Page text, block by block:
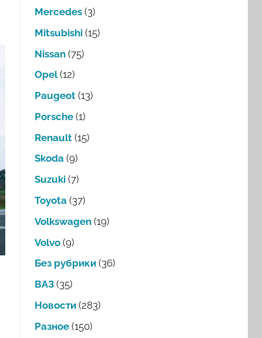
Mercedes(3)
Mitsubishi(15)
Nissan(75)
Opel(12)
Paugeot(13)
Porsche(1)
Renault(15)
Skoda(9)
Suzuki(7)
Toyota(37)
Volkswagen(19)
Volvo(9)
Без рубрики(36)
ВАЗ(35)
Новости(283)
Разное(150)